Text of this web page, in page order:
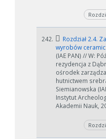
242.
Rozdział 2.4.
wyrobów
(IAE PAN) // W:
rezydencja z
ośrodek
hutnictwem
Siemianowska
Instytut
Akademii Nauk,